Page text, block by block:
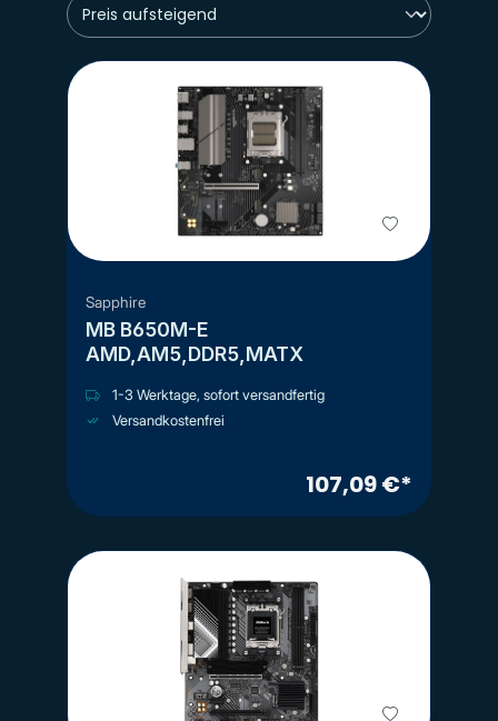
Sapphire
MB B650M-E
AMD,AM5,DDR5,MATX
1-3 Werktage, sofort versandfertig
Versandkostenfrei
107,09 €*